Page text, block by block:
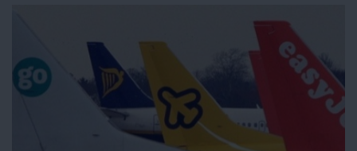
“capitalismo verde” ou “sustentável” que promove
acordos internacionais que não passam de farsas e
promove uma reconversão parcial e limitada dos
sistemas produtivos enquanto fortalece o modelo de
acumulação e exploração capitalista.